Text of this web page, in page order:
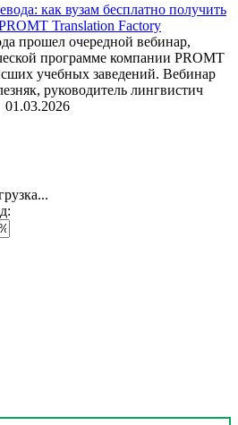
как вузам бесплатно получить
Translation Factory
прошел очередной вебинар,
программе компании PROMT
учебных заведений. Вебинар
руководитель лингвистич
01.03.2026